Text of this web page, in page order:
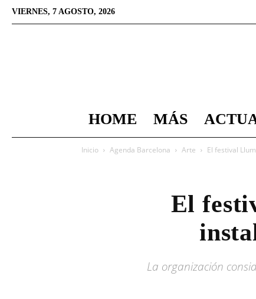
VIERNES, 7 AGOSTO, 2026
HOME MÁS
Inicio Agenda Barcelona Arte El festival
El
La organización